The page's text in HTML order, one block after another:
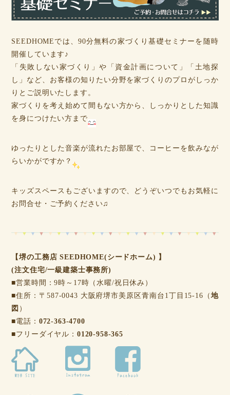
SEEDHOMEでは、90分無料の家づくり基礎セミナーを随時
開催しています♪
「失敗しない家づくり」や「資金計画について」「土地探
し」など、お客様の知りたい分野を家づくりのプロがしっか
りとご説明いたします。
家づくりを考え始めて間もない方から、しっかりとした知識
を身につけたい方まで
ゆったりとした音楽が流れたお部屋で、コーヒーを飲みなが
らいかがですか？
キッズスペースもございますので、どうぞいつでもお気軽に
お問合せ・ご予約ください♫
【堺の工務店 SEEDHOME(シードホーム) 】
(注文住宅/一級建築士事務所)
■営業時間：9時～17時（水曜/祝日休み）
■住所：〒587-0043 大阪府堺市美原区青南台1丁目15-16（ 地
図 ）
■電話： 072-363-4700
■フリーダイヤル： 0120-958-365